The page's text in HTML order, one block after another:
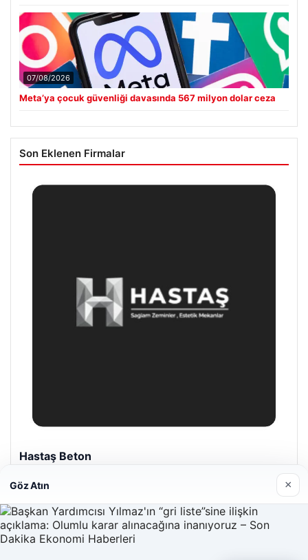
07/08/2026
Meta’ya çocuk güvenliği davasında 567 milyon dolar ceza
Son Eklenen Firmalar
Hastaş Beton
Göz Atın ×